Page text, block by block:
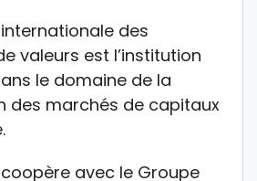
internationale des
valeurs est l’institution
le domaine de la
des marchés de capitaux
coopère avec le Groupe